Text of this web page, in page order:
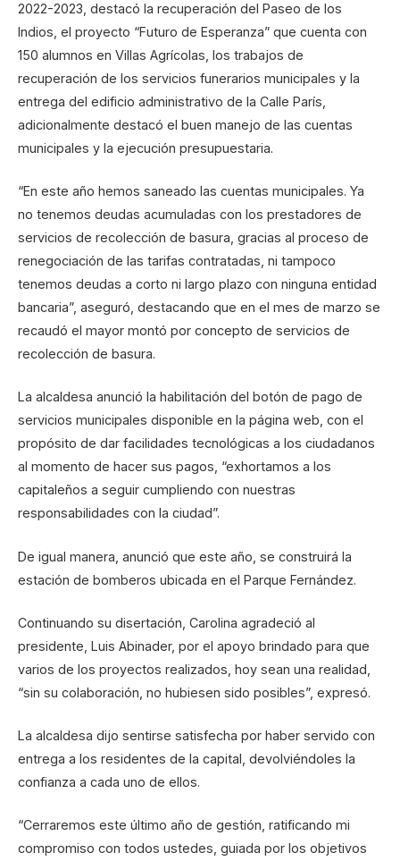
2022-2023, destacó la recuperación del Paseo de los
Indios, el proyecto “Futuro de Esperanza” que cuenta con
150 alumnos en Villas Agrícolas, los trabajos de
recuperación de los servicios funerarios municipales y la
entrega del edificio administrativo de la Calle París,
adicionalmente destacó el buen manejo de las cuentas
municipales y la ejecución presupuestaria.
“En este año hemos saneado las cuentas municipales. Ya
no tenemos deudas acumuladas con los prestadores de
servicios de recolección de basura, gracias al proceso de
renegociación de las tarifas contratadas, ni tampoco
tenemos deudas a corto ni largo plazo con ninguna entidad
bancaria”, aseguró, destacando que en el mes de marzo se
recaudó el mayor montó por concepto de servicios de
recolección de basura.
La alcaldesa anunció la habilitación del botón de pago de
servicios municipales disponible en la página web, con el
propósito de dar facilidades tecnológicas a los ciudadanos
al momento de hacer sus pagos, “exhortamos a los
capitaleños a seguir cumpliendo con nuestras
responsabilidades con la ciudad”.
De igual manera, anunció que este año, se construirá la
estación de bomberos ubicada en el Parque Fernández.
Continuando su disertación, Carolina agradeció al
presidente, Luis Abinader, por el apoyo brindado para que
varios de los proyectos realizados, hoy sean una realidad,
“sin su colaboración, no hubiesen sido posibles”, expresó.
La alcaldesa dijo sentirse satisfecha por haber servido con
entrega a los residentes de la capital, devolviéndoles la
confianza a cada uno de ellos.
“Cerraremos este último año de gestión, ratificando mi
compromiso con todos ustedes, guiada por los objetivos